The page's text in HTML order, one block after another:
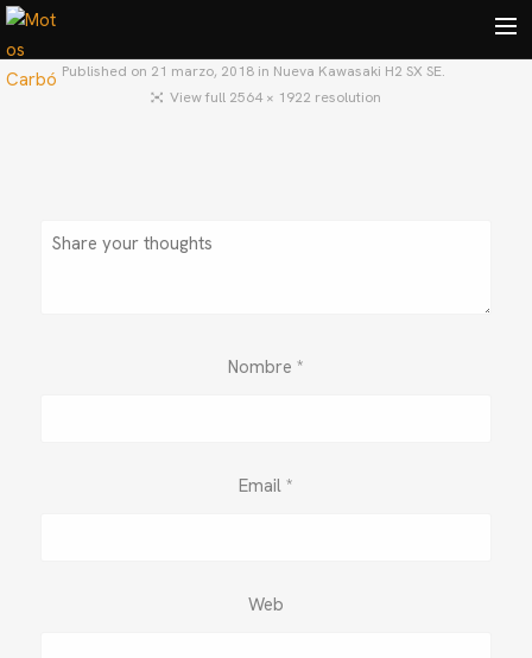
BLOG
Published on 21 marzo, 2018 in Nueva Kawasaki H2 SX SE.
View full 2564 × 1922 resolution
Nombre *
Email *
Web